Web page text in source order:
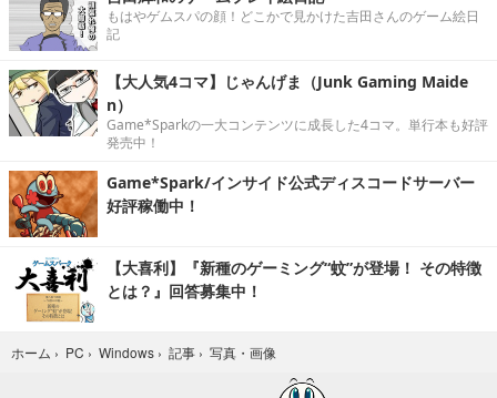
もはやゲムスパの顔！どこかで見かけた吉田さんのゲーム絵日
記
【大人気4コマ】じゃんげま（Junk Gaming Maide
n）
Game*Sparkの一大コンテンツに成長した4コマ。単行本も好評
発売中！
Game*Spark/インサイド公式ディスコードサーバー
好評稼働中！
【大喜利】『新種のゲーミング“蚊”が登場！ その特徴
とは？』回答募集中！
ホーム › PC › Windows › 記事 › 写真・画像